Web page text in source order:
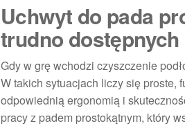
Uchwyt do pada
trudno
Gdy w grę wchodzi czyszczenie
W takich sytuacjach liczy się proste,
odpowiednią ergonomią i
pracy z padem prostokątnym, który